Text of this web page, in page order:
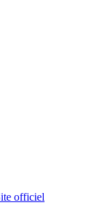
officiel